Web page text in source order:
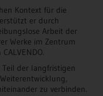
Kontext für die
er durch
Arbeit der
Werke im Zentrum
der langfristigen
zu verbinden.